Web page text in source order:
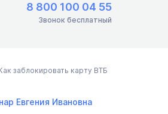
8 800 100 04 55
Звонок бесплатный
заблокировать карту ВТБ
Евгения Ивановна